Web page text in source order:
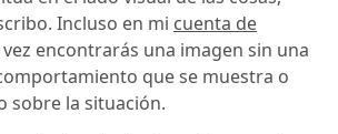
Incluso en mi cuenta de
encontrarás una imagen sin una
que se muestra o
sobre la situación.